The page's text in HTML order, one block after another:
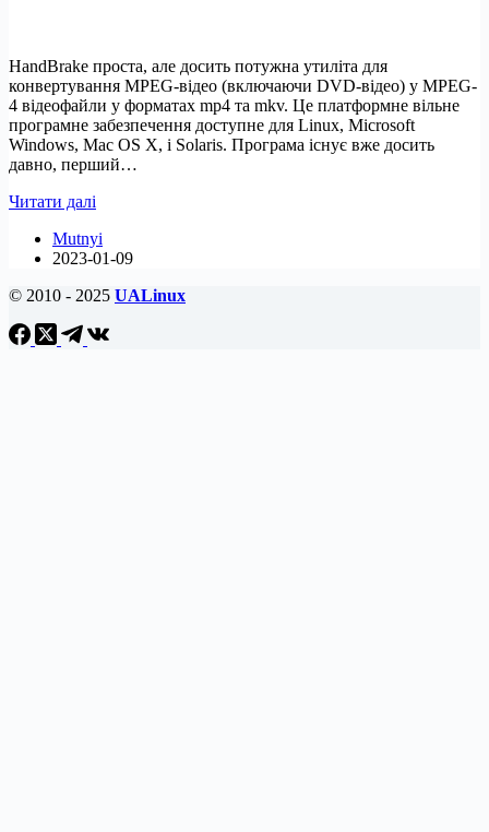
HandBrake проста, але досить потужна утиліта для
конвертування MPEG-відео (включаючи DVD-відео) у MPEG-
4 відеофайли у форматах mp4 та mkv. Це платформне вільне
програмне забезпечення доступне для Linux, Microsoft
Windows, Mac OS X, і Solaris. Програма існує вже досить
давно, перший…
Читати далі
1.6.0
в
та
Linux
Mutnyi
2023-01-09
© 2010 - 2025 UALinux